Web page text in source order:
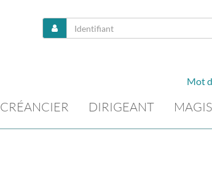
Mot
CRÉANCIER DIRIGEANT